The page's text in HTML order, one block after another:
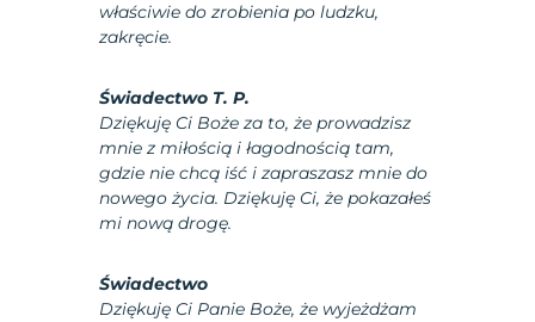
właściwie do zrobienia po ludzku,
zakręcie.
Świadectwo T. P.
Dziękuję Ci Boże za to, że prowadzisz
mnie z miłością i łagodnością tam,
gdzie nie chcą iść i zapraszasz mnie do
nowego życia. Dziękuję Ci, że pokazałeś
mi nową drogę.
Świadectwo
Dziękuję Ci Panie Boże, że wyjeżdżam